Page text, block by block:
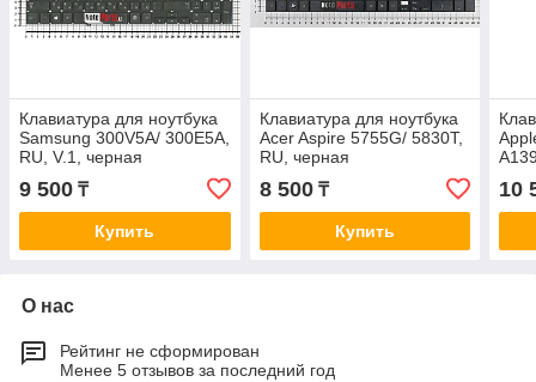
Клавиатура для ноутбука
Samsung 300V5A/ 300E5A,
RU, V.1, черная
9 500 ₸
Купить
Клавиатура для ноутбука
Acer Aspire 5755G/ 5830T,
RU, черная
8 500₸
Купить
10
О нас
Рейтинг не сформирован
Менее 5 отзывов за последний год